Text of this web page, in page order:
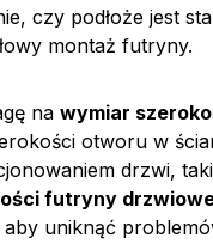
czy podłoże jest
montaż futryny.
na wymiar
otworu w
drzwi,
futryny
uniknąć